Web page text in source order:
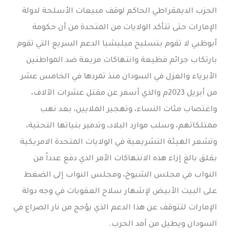
الحزب الديمقراطي الحاكم لوقف مبيعات الأسلحة لدولة
الإمارات حتى تتأكد الولايات من المتحدة من أن حكومة
أبوظبي لا تقوم بتسليح ميليشيا الدعم السريع التي تقوم
بارتكاب جرائم فظيعة وانتهاكات مريعة ضد المواطنين
الأبرياء والعزل في السودان منذ تمردها في الخامس عشر
من أبريل 2023م والذي أسفر عن مقتل عشرات الآلاف،
واغتصاب مئات النساء، وتهجير الملايين، بعد نهب
ممتلكاتهم، وسلب موارد البلاد، وتدمير بنياتها التحتية،
وتشعر الهيئة التشريعية في الولايات المتحدة الامريكية
بقلق بالغ إزاء هذه الانتهاكات الأمر الذي دفع عدداً من
النواب في مجلس الشيوخ، ومجلس النواب إلى الضغط
على البيت الأبيض لإشهار سلاح العقوبات في وجه دولة
الإمارات لتتوقف عن هذا الدعم الذي يؤجج من نار الصراع في
السودان ويطيل من أمد الحرب.